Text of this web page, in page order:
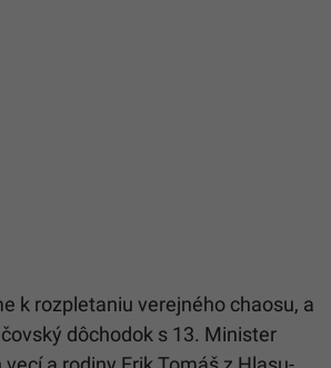
k rozpletaniu verejného chaosu, a
dôchodok s 13. Minister